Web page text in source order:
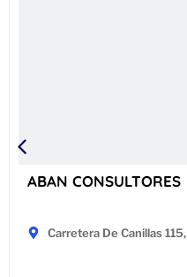
ABAN CONSULTORES
Carretera De Canillas